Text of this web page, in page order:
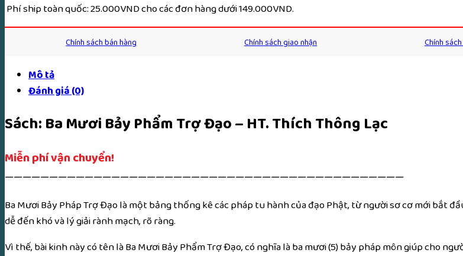
Phí ship toàn quốc: 25.000VND cho các đơn hàng dưới 149.000VND.
Chính sách bán hàng Chính sách giao nhận Chính
Mô tả
Đánh giá (0)
Sách: Ba Mươi Bảy Phẩm Trợ Đạo – HT. Thích Thông Lạc
Miễn phí vận chuyển!
—————————————————————————————————————————————
Ba Mươi Bảy Pháp Trợ Đạo là một bảng thống kê các pháp tu hành của đạo Phật, từ người sơ cơ mới bắt
dễ đến khó và lý giải rành mạch, rõ ràng.
Vì thế, bài kinh này có tên là Ba Mươi Bảy Phẩm Trợ Đạo, có nghĩa là ba mươi(5)bảy pháp môn giúp cho